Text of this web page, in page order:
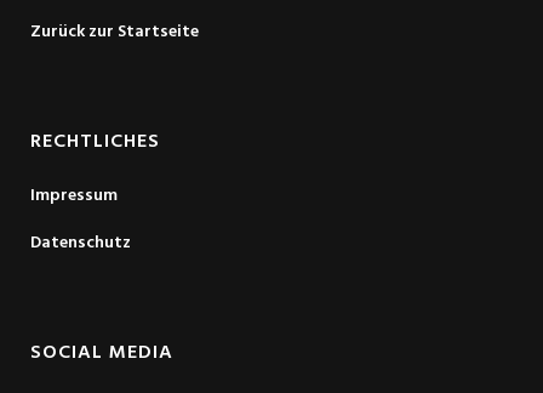
Zurück zur Startseite
RECHTLICHES
Impressum
Datenschutz
SOCIAL MEDIA